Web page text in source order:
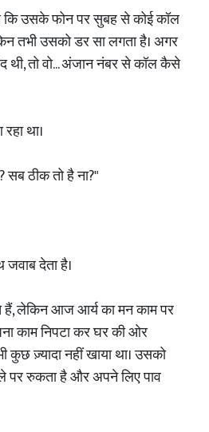
उसके फोन पर सुबह से कोई कॉल
तभी उसको डर सा लगता है। अगर
थी, तो वो... अंजान नंबर से कॉल कैसे
था।
सब ठीक तो है ना?"
देता है।
लेकिन आज आर्य का मन काम पर
काम निपटा कर घर की ओर
कुछ ज़्यादा नहीं खाया था। उसको
पर रुकता है और अपने लिए पाव